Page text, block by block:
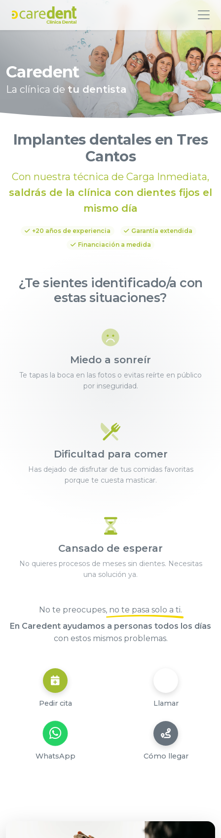
Caredent
La clínica de tu dentista
Implantes dentales en Tres
Cantos
Con nuestra técnica de Carga Inmediata,
saldrás de la clínica con dientes fijos el
mismo día
+20 años de experiencia
Garantía extendida
Financiación a medida
¿Te sientes identificado/a con
estas situaciones?
Miedo a sonreír
Te tapas la boca en las fotos o evitas reírte en público
por inseguridad.
Dificultad para comer
Has dejado de disfrutar de tus comidas favoritas
porque te cuesta masticar.
Cansado de esperar
No quieres procesos de meses sin dientes. Necesitas
una solución ya.
No te preocupes, no te pasa solo a ti.
En Caredent ayudamos a personas todos los días
con estos mismos problemas.
Pedir cita Llamar
WhatsApp Cómo llegar